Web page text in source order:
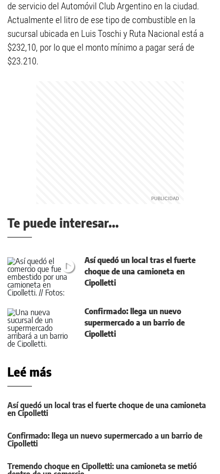
de servicio del Automóvil Club Argentino en la ciudad.
Actualmente el litro de ese tipo de combustible en la
sucursal ubicada en Luis Toschi y Ruta Nacional está a
$232,10, por lo que el monto mínimo a pagar será de
$23.210.
Te puede interesar...
Así quedó un local tras el fuerte
choque de una camioneta en
Cipolletti
Confirmado: llega un nuevo
supermercado a un barrio de
Cipolletti
Leé más
Así quedó un local tras el fuerte choque de una camioneta
en Cipolletti
Confirmado: llega un nuevo supermercado a un barrio de
Cipolletti
Tremendo choque en Cipolletti: una camioneta se metió